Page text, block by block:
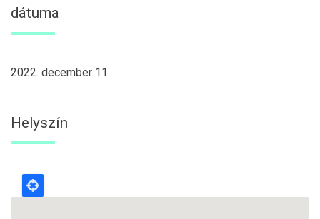
dátuma
2022. december 11.
Helyszín